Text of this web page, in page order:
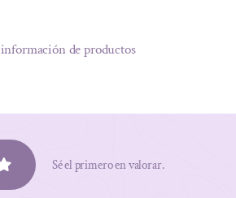
información de productos
Sé el primero en valorar.